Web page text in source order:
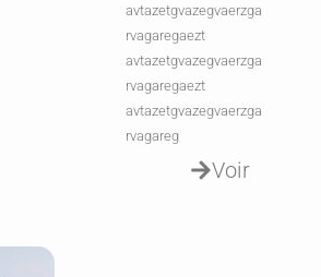
avtazetgvazegvaerzga
rvagaregaezt
avtazetgvazegvaerzga
rvagaregaezt
avtazetgvazegvaerzga
rvagareg
Voir